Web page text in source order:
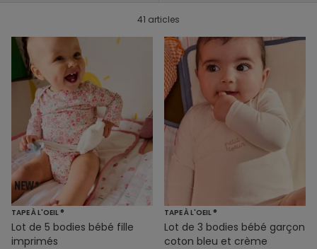
41 articles
TAPE À L'OEIL ®
Lot de 5 bodies bébé fille
imprimés
TAPE À L'OEIL ®
Lot de 3 bodies bébé garçon
coton bleu et crème